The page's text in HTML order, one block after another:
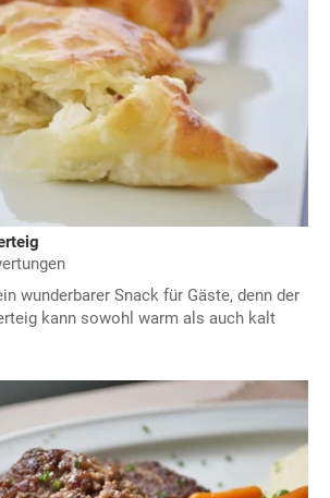
wunderbarer Snack für Gäste, denn der
kann sowohl warm als auch kalt